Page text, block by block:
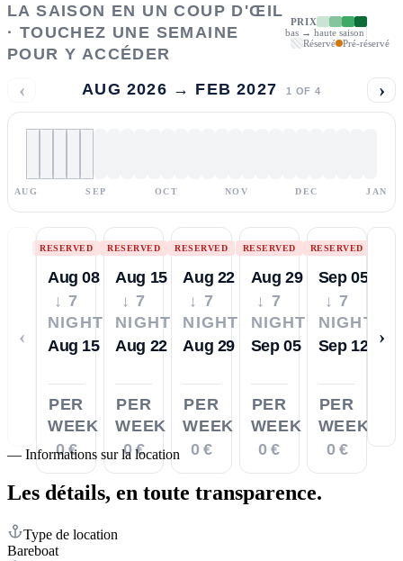
LA SAISON EN UN COUP D'ŒIL
· TOUCHEZ UNE SEMAINE
POUR Y ACCÉDER
PRIX
bas → haute saison
Réservé
Pré-réservé
‹ AUG 2026 → FEB 2027 1 OF 4 ›
AUG SEP OCT NOV DEC JAN
‹
RESERVED
Aug 08
↓ 7
NIGHTS
Aug 15
PER
WEEK
0 €
RESERVED
Aug 15
↓ 7
NIGHTS
Aug 22
PER
WEEK
0 €
RESERVED
Aug 22
↓ 7
NIGHTS
Aug 29
PER
WEEK
0 €
RESERVED
Aug 29
↓ 7
NIGHTS
Sep 05
PER
WEEK
0 €
RESERVED
Sep 05
↓ 7
NIGHTS
Sep 12
PER
WEEK
0 €
›
— Informations sur la location
Les détails, en toute transparence.
Type de location
Bareboat